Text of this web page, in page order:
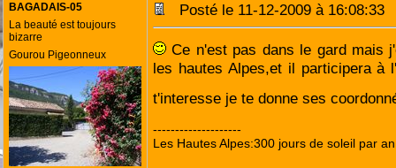
BAGADAIS-05
La beauté est toujours
bizarre
Gourou Pigeonneux
Posté le 11-12-2009 à
Ce n'est pas dans le gard mais
les hautes Alpes,et il participera à
t'interesse je te donne ses
--------------------
Les Hautes Alpes:300 jours de soleil par an